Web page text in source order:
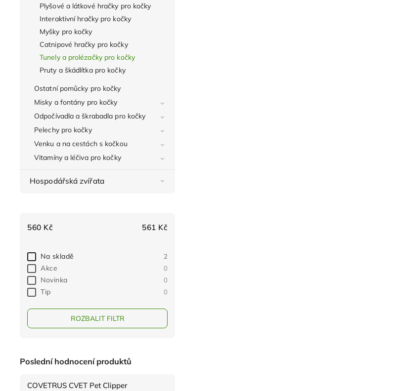
Plyšové a látkové hračky pro kočky
Interaktivní hračky pro kočky
Myšky pro kočky
Catnipové hračky pro kočky
Tunely a prolézačky pro kočky
Pruty a škádlítka pro kočky
Ostatní pomůcky pro kočky
Misky a fontány pro kočky
Odpočívadla a škrabadla pro kočky
Pelechy pro kočky
Venku a na cestách s kočkou
Vitamíny a léčiva pro kočky
Hospodářská zvířata
560 Kč 561 Kč
Na skladě 2
Akce 0
Novinka 0
Tip 0
ROZBALIT FILTR
Poslední hodnocení produktů
COVETRUS CVET Pet Clipper